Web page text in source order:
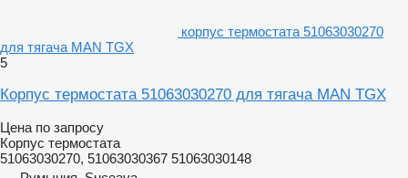
корпус термостата 51063030270
для тягача MAN TGX
5
Корпус термостата 51063030270 для тягача MAN TGX
Цена по запросу
Корпус термостата
51063030270, 51063030367 51063030148